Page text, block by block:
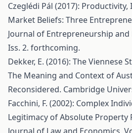
Czeglédi Pál (2017):
Market Beliefs: Three
Journal of Entrepreneurship and
Iss. 2. forthcoming.
Dekker, E. (2016): The Viennese
The Meaning and Context of
Reconsidered. Cambridge
Facchini, F. (2002): Complex
Legitimacy of Absolute Property